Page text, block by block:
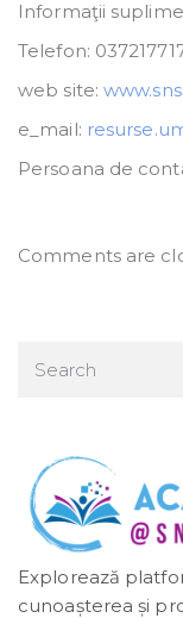
Informaţii
Telefon:
web site:
e_mail:
Persoana de
Comments are
Explorează
cunoașterea și